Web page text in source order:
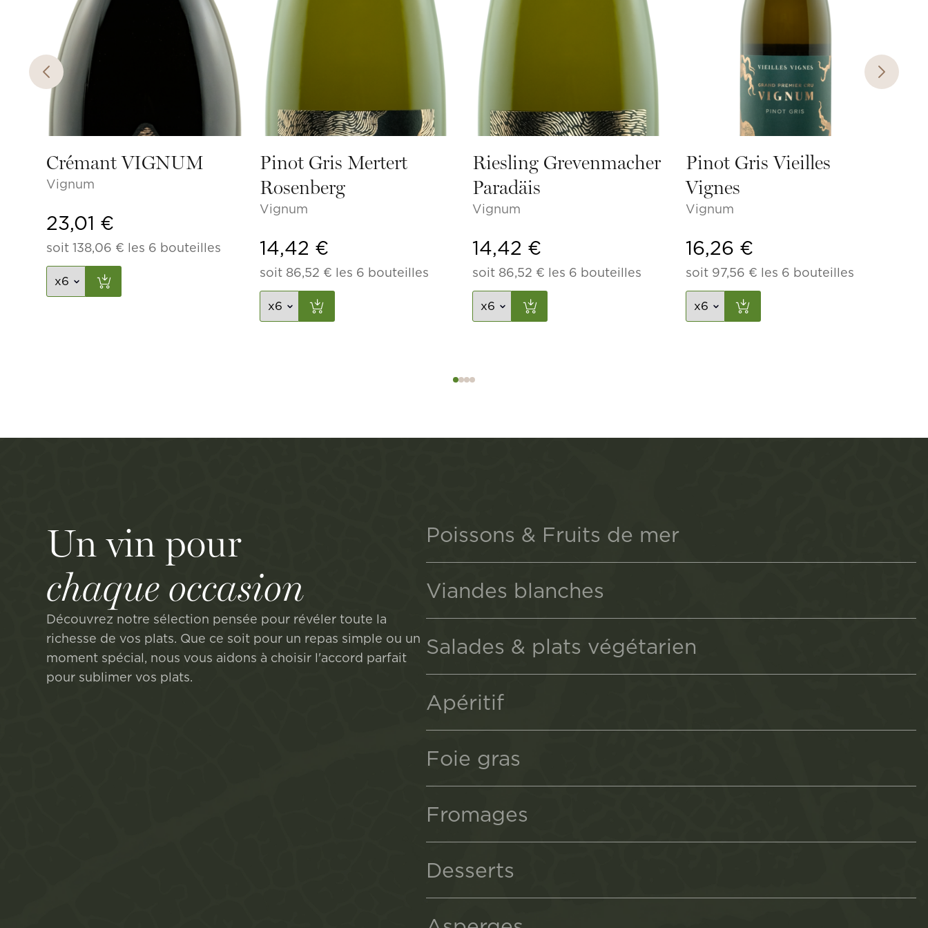
Crémant VIGNUM
Vignum
23,01 €
soit138,06 € les 6 bouteilles
Pinot Gris Mertert
Rosenberg
Vignum
14,42 €
soit 86,52 € les 6 bouteilles
Riesling Grevenmacher
Paradäis
Vignum
14,42 €
soit 86,52 € les 6 bouteilles
Pinot Gris Vieilles
Vignes
Vignum
16,26 €
soit 97,56 € les 6 bouteilles
Un vin pour
chaque occasion
Découvrez notre sélection pensée pour révéler toute la
richesse de vos plats. Que ce soit pour un repas simple ou un
moment spécial, nous vous aidons à choisir l'accord parfait
pour sublimer vos plats.
Poissons & Fruits de mer
Viandes blanches
Salades & plats végétarien
Apéritif
Foie gras
Fromages
Desserts